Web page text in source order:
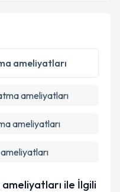
ilişkinAydınlatma
verilerimin belirtilen
ediyorum.
ameliyatları
ameliyatları
ameliyatları
ile İlgili